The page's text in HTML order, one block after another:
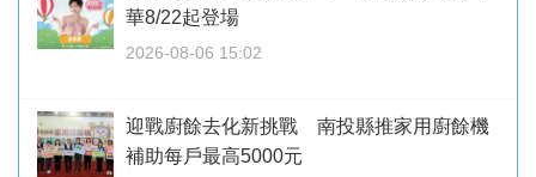
華8/22起登場
2026-08-06 15:02
迎戰廚餘去化新挑戰 南投縣推家用廚餘機
補助每戶最高5000元